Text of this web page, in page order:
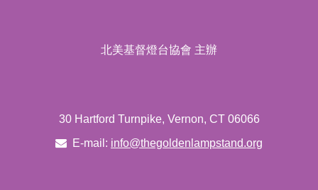
北美基督燈台協會 主辦
30 Hartford Turnpike, Vernon, CT 06066
E-mail: info@thegoldenlampstand.org